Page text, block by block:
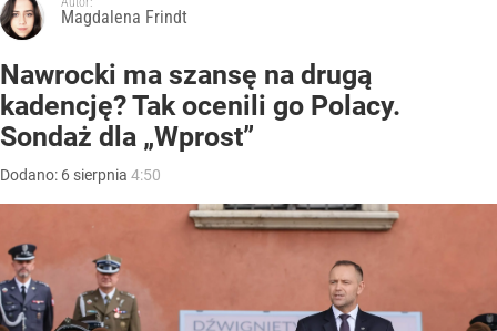
Magdalena Frindt
Nawrocki ma szansę na drugą
kadencję? Tak ocenili go Polacy.
Sondaż dla „Wprost”
Dodano: 6 sierpnia 4:50